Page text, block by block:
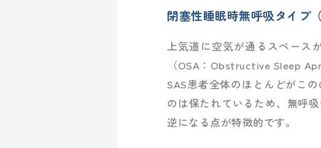
閉塞性睡眠時無呼吸タイプ（
上気道に空気が通るスペース
（OSA：Obstructive Sleep
SAS患者全体のほとんどがこ
のは保たれているため、無呼
逆になる点が特徴的です。